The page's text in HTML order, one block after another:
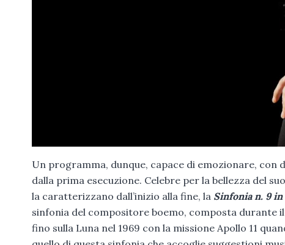
Un programma, dunque, capace di emozionare, con
dalla prima esecuzione. Celebre per la bellezza del
la caratterizzano dall’inizio alla fine, la Sinfonia n. 9
sinfonia del compositore boemo, composta durante
fino sulla Luna nel 1969 con la missione Apollo 11